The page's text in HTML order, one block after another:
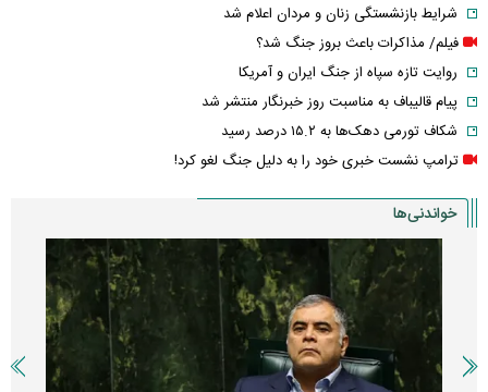
شرایط بازنشستگی زنان و مردان اعلام شد
فیلم/ مذاکرات باعث بروز جنگ شد؟
روایت تازه سپاه از جنگ ایران و آمریکا
پیام قالیباف به مناسبت روز خبرنگار منتشر شد
شکاف تورمی دهک‌ها به ۱۵.۲ درصد رسید
ترامپ نشست خبری خود را به دلیل جنگ لغو کرد!
خواندنی‌ها